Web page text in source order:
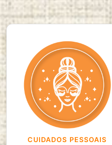
CUIDADOS PESSOAIS